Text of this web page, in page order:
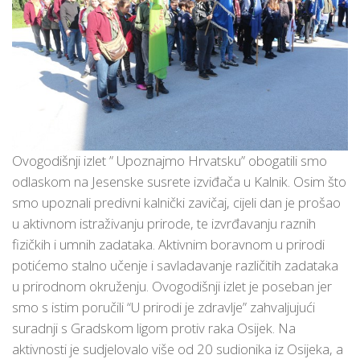
Ovogodišnji izlet ” Upoznajmo Hrvatsku” obogatili smo
odlaskom na Jesenske susrete izviđača u Kalnik. Osim što
smo upoznali predivni kalnički zavičaj, cijeli dan je prošao
u aktivnom istraživanju prirode, te izvrđavanju raznih
fizičkih i umnih zadataka. Aktivnim boravnom u prirodi
potićemo stalno učenje i savladavanje različitih zadataka
u prirodnom okruženju. Ovogodišnji izlet je poseban jer
smo s istim poručili “U prirodi je zdravlje” zahvaljujući
suradnji s Gradskom ligom protiv raka Osijek. Na
aktivnosti je sudjelovalo više od 20 sudionika iz Osijeka, a